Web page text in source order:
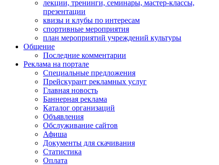
лекции, тренинги, семинары, мастер-классы,
презентации
квизы и клубы по интересам
спортивные мероприятия
план мероприятий учреждений культуры
Общение
Последние комментарии
Реклама на портале
Специальные предложения
Прейскурант рекламных услуг
Главная новость
Баннерная реклама
Каталог организаций
Объявления
Обслуживание сайтов
Афиша
Документы для скачивания
Статистика
Оплата